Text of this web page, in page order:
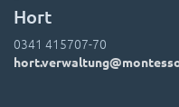
Hort
0341 415707-70